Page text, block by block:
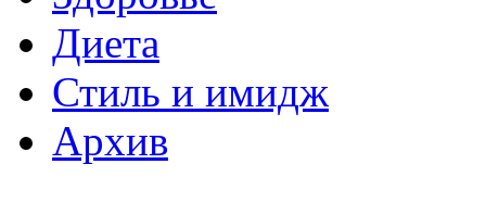
Диета
Стиль и имидж
Архив